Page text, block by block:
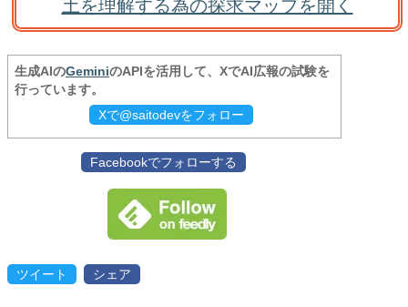
土を理解する為の探求マップを開く
生成AIのGeminiのAPIを活用して、XでAI広報の試験を
行っています。
Xで@saitodevをフォロー
Facebookでフォローする
ツイート シェア